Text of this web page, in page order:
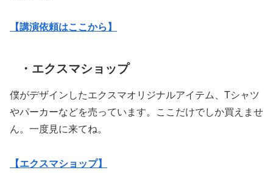
【講演依頼はここから】
・エクスマショップ
僕がデザインしたエクスマオリジナルアイテム、Tシャツ
やパーカーなどを売っています。ここだけでしか買えませ
ん。一度見に来てね。
【エクスマショップ】